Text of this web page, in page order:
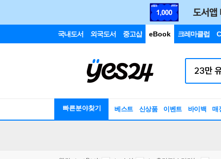
국내도서 외국도서 중고샵 eBook 크레마클럽
빠른분야찾기 베스트 신상품 이벤트 바이백 매